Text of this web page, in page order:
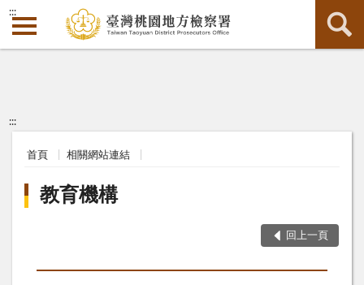
:::
:::
首頁 相關網站連結
教育機構
回上一頁